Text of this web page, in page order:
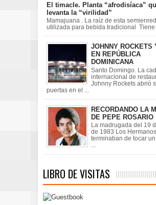
El timacle. Planta “afrodisíaca”
levanta la “virilidad”
Mamajuana . La raíz de esta
utilizada para bebida tradicional Tiene
JOHNNY ROCKETS
EN REPÚBLICA
DOMINICANA
Santo Domingo. La
internacional de
Johnny Rockets abrió
puertas en el ...
RECORDANDO LA
DE PEPE ROSARIO
La madrugada del 19
de 1983 Los
terminaban de tocar
...
LIBRO DE VISITAS